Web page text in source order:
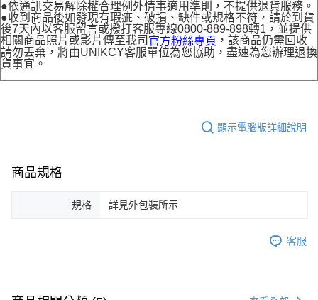
●依通訊交易解除權合理例外情事適用準則，不提供退貨服務。
●收到商品後如發現有瑕疵、破損、缺件或規格不符，請於到貨
後7天內以客服留言或撥打客服專線0800-889-898轉1，並提供
相關商品照片或影片傳至我司 官方粉絲專頁 ，該商品仍需回收
請勿丟棄，將由UNIKCY客服單位為您協助，盡速為您辦理退換
貨事宜。
顯示電腦版詳細說明
商品規格
規格 詳見外包裝所示
客服